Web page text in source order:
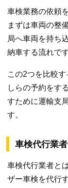
車検業務の依頼
まずは車両の整
局へ車両を持ち
納車する流れです
この2つを比較
しらの予約をす
すために運輸支
す。
車検代行業
車検代行業者と
ザー車検を代行